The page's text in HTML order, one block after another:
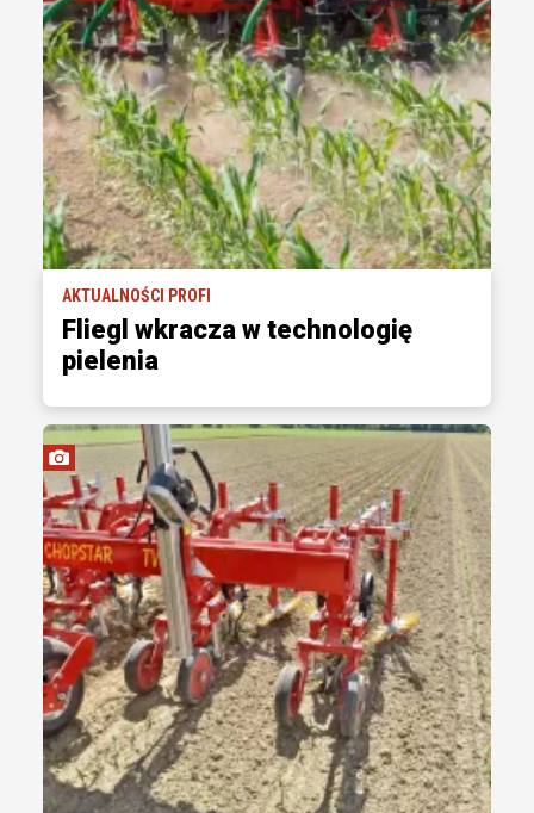
AKTUALNOŚCI PROFI
Fliegl wkracza w technologię
pielenia